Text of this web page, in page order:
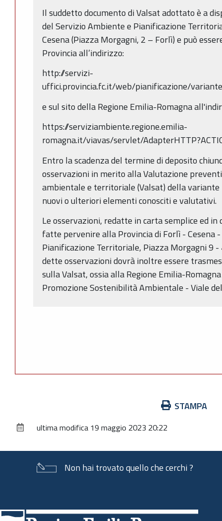
Il suddetto documento di Valsat adottato è a
del Servizio Ambiente e Pianificazione
Cesena (Piazza Morgagni, 2 – Forlì) e può
Provincia all’indirizzo:
http://servizi-
uffici.provincia.fc.it/web/pianificazione/
e sul sito della Regione Emilia-Romagna
https://serviziambiente.regione.emilia-
romagna.it/viavas/servlet/
Entro la scadenza del termine di deposito
osservazioni in merito alla Valutazione
ambientale e territoriale (Valsat) della
nuovi o ulteriori elementi conosciti e valutativi.
Le osservazioni, redatte in carta semplice ed in
fatte pervenire alla Provincia di Forlì - Cesena
Pianificazione Territoriale, Piazza Morgagni 9
dette osservazioni dovrà inoltre essere
sulla Valsat, ossia alla Regione Emilia-
Promozione Sostenibilità Ambientale - Viale
documento
STAMPA
ultima modifica 19 maggio 2023 20:22
Non hai trovato quello che cerchi ?
di